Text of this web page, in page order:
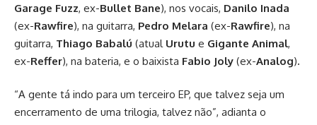
Garage Fuzz, ex-Bullet Bane), nos vocais, Danilo Inada
(ex-Rawfire), na guitarra, Pedro Melara (ex-Rawfire), na
guitarra, Thiago Babalú (atual Urutu e Gigante Animal,
ex-Reffer), na bateria, e o baixista Fabio Joly (ex-Analog).
“A gente tá indo para um terceiro EP, que talvez seja um
encerramento de uma trilogia, talvez não”, adianta o